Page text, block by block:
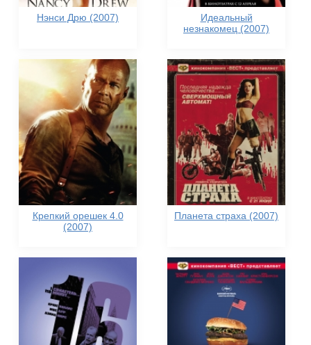
Нэнси Дрю (2007)
Идеальный
незнакомец (2007)
Крепкий орешек 4.0
(2007)
Планета страха (2007)